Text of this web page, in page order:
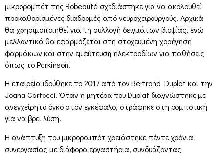
μικρορομπότ της Robeauté σχεδιάστηκε για να ακολουθεί
προκαθορισμένες διαδρομές από νευροχειρουργούς. Αρχικά
θα χρησιμοποιηθεί για τη συλλογή δειγμάτων βιοψίας, ενώ
μελλοντικά θα εφαρμόζεται στη στοχευμένη χορήγηση
φαρμάκων και στην εμφύτευση ηλεκτροδίων για παθήσεις
όπως το Parkinson.
Η εταιρεία ιδρύθηκε το 2017 από τον Bertrand Duplat και την
Joana Cartocci. Όταν η μητέρα του Duplat διαγνώστηκε με
ανεγχείρητο όγκο στον εγκέφαλο, στράφηκε στη ρομποτική
για να βρει λύση.
Η ανάπτυξη του μικρορομπότ χρειάστηκε πέντε χρόνια
συνεργασίας με διάφορα εργαστήρια, συνδυάζοντας